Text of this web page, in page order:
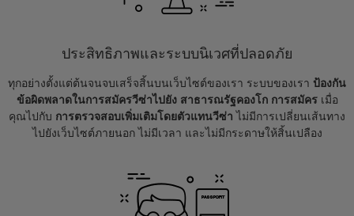
ประสิทธิภาพและระบบนิเวศที่ปลอดภัย
ทุกอย่างตั้งแต่ต้นจนจบเสร็จสิ้นบนเว็บไซต์ของเรา ระบบของเรา ป้องกัน
ข้อผิดพลาดในการสมัครวีซ่าไปยัง สาธารณรัฐคองโก การสมัครเมื่อ
คุณไปกับ การตรวจสอบเพิ่มเติมโดยตัวแทนวีซ่า ไม่มีการเปลี่ยนเส้นทาง
ไปยังเว็บไซต์ภายนอก ไม่มีเวลา และไม่มีกระดาษให้สิ้นเปลือง